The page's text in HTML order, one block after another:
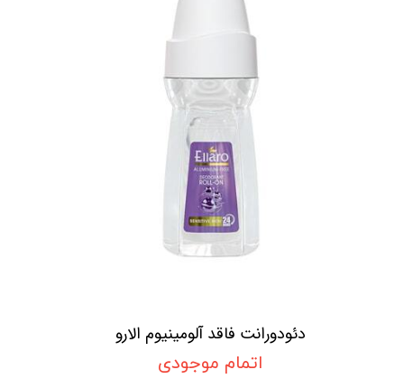
دئودورانت فاقد آلومینیوم الارو
اتمام موجودی